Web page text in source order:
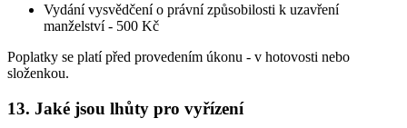
Vydání vysvědčení o právní způsobilosti k uzavření
manželství - 500 Kč
Poplatky se platí před provedením úkonu - v hotovosti nebo
složenkou.
13. Jaké jsou lhůty pro vyřízení